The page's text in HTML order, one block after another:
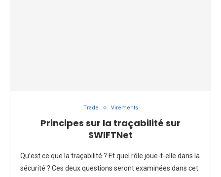
Trade Virements
Principes sur la traçabilité sur
SWIFTNet
Qu’est ce que la traçabilité ? Et quel rôle joue-t-elle dans la
sécurité ? Ces deux questions seront examinées dans cet